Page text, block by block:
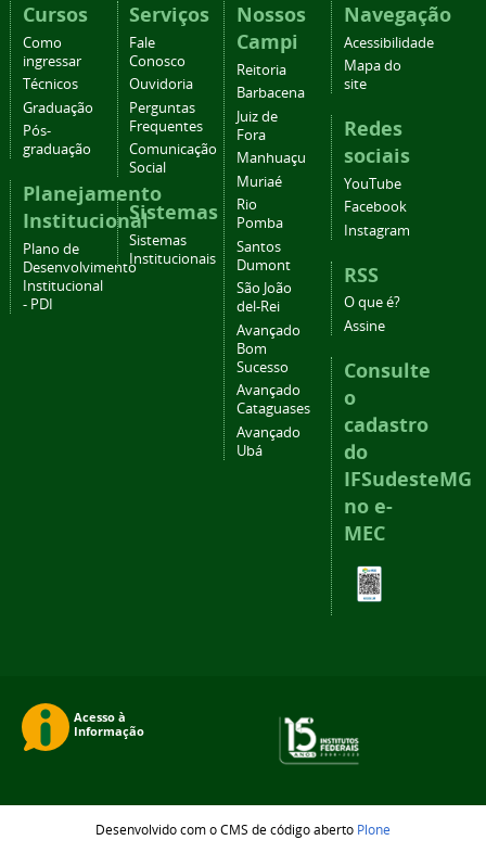
Cursos
Como
ingressar
Técnicos
Graduação
Pós-
graduação
Planejamento
Institucional
Plano de
Desenvolvimento
Institucional
- PDI
Serviços
Fale
Conosco
Ouvidoria
Perguntas
Frequentes
Comunicação
Social
Sistemas
Sistemas
Institucionais
Nossos
Campi
Reitoria
Barbacena
Juiz de
Fora
Manhuaçu
Muriaé
Rio
Pomba
Santos
Dumont
São João
del-Rei
Avançado
Bom
Sucesso
Avançado
Cataguases
Avançado
Ubá
Navegação
Acessibilidade
Mapa do
site
Redes
sociais
YouTube
Facebook
Instagram
RSS
O que é?
Assine
Consulte
o
cadastro
do
IFSudesteMG
no e-
MEC
Desenvolvido com o CMS de código aberto Plone